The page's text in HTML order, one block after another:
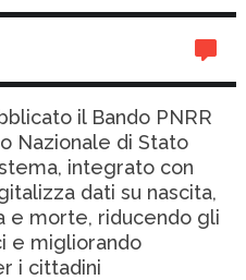
il Bando PNRR
Nazionale di Stato
integrato con
dati su nascita,
e morte, riducendo gli
e migliorando
i cittadini